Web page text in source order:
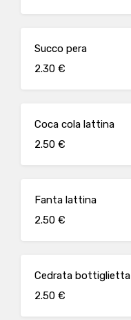
Succo pera
2.30 €
Coca cola lattina
2.50 €
Fanta lattina
2.50 €
Cedrata bottiglietta
2.50 €